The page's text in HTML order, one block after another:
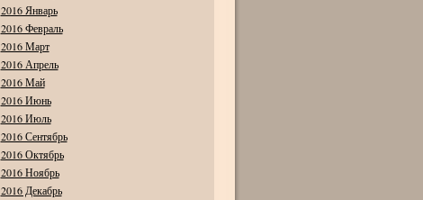
2016 Январь
2016 Февраль
2016 Март
2016 Апрель
2016 Май
2016 Июнь
2016 Июль
2016 Сентябрь
2016 Октябрь
2016 Ноябрь
2016 Декабрь